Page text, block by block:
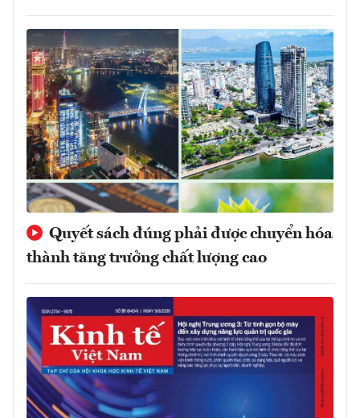
Quyết sách đúng phải được chuyển hóa
thành tăng trưởng chất lượng cao